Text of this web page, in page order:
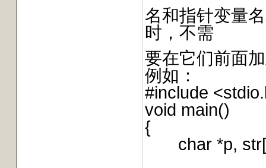
名和指针变量
时，不需
要在它们前面
例如：
#include
void main()
{
char *p,